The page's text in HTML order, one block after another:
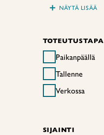
+ NÄYTÄ LISÄÄ
TOTEUTUSTAPA
Paikanpäällä
Tallenne
Verkossa
SIJAINTI